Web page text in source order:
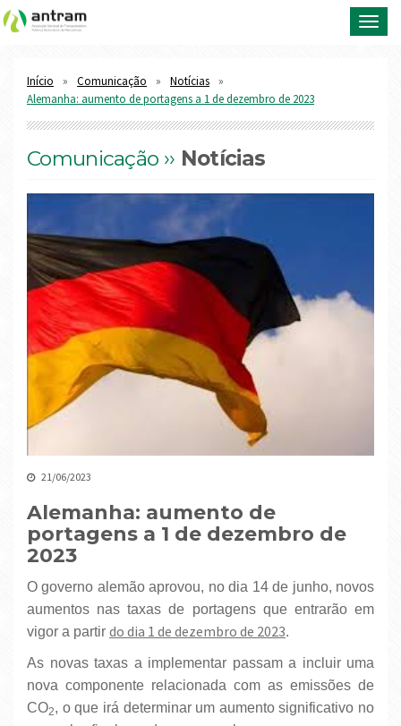
Início Comunicação
Notícias
Alemanha: aumento de portagens a 1 de dezembro de 2023
Comunicação ›› Notícias
21/06/2023
Alemanha: aumento de
portagens a 1 de dezembro de
2023
O governo alemão aprovou, no dia 14 de junho, novos
aumentos nas taxas de portagens que entrarão em
vigor a partir do dia 1 de dezembro de 2023.
As novas taxas a implementar passam a incluir uma
nova componente relacionada com as emissões de
CO2, o que irá determinar um aumento significativo no